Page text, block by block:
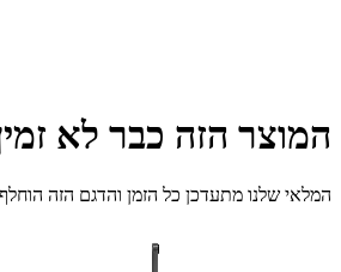
המוצר הזה כבר לא
המלאי שלנו מתעדכן כל הזמן והדגם הזה